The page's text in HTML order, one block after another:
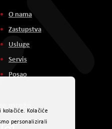
O nama
Zastupstva
Usluge
Servis
Posao
mrežeKolačiće
personalizirali